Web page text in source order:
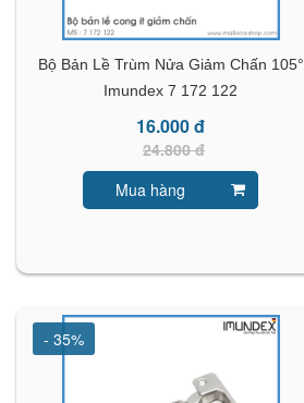
Bộ Bản Lề Trùm Nửa Giảm Chấn 105°
Imundex 7 172 122
16.000 đ
24.800 đ
Mua hàng
- 35%